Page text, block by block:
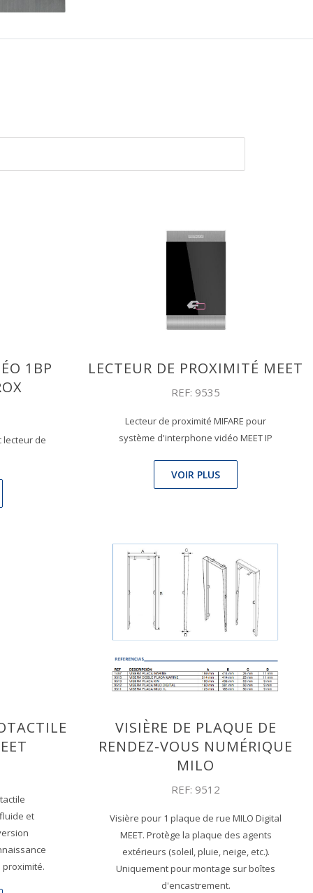
1BP
lecteur de
LECTEUR DE PROXIMITÉ MEET
REF: 9535
Lecteur de proximité MIFARE pour
système d'interphone vidéo MEET IP
VOIR PLUS
et
VISIÈRE DE PLAQUE DE
RENDEZ-VOUS NUMÉRIQUE
MILO
REF: 9512
Visière pour 1 plaque de rue MILO Digital
MEET. Protège la plaque des agents
extérieurs (soleil, pluie, neige, etc.).
Uniquement pour montage sur boîtes
d'encastrement.